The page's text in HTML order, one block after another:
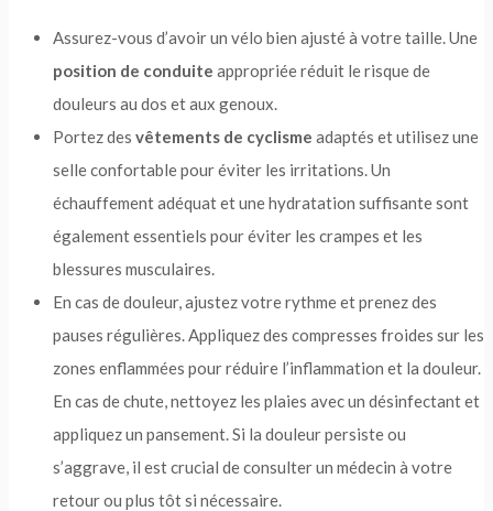
Assurez-vous d’avoir un vélo bien ajusté à votre taille. Une
position de conduite appropriée réduit le risque de
douleurs au dos et aux genoux.
Portez des vêtements de cyclisme adaptés et utilisez une
selle confortable pour éviter les irritations. Un
échauffement adéquat et une hydratation suffisante sont
également essentiels pour éviter les crampes et les
blessures musculaires.
En cas de douleur, ajustez votre rythme et prenez des
pauses régulières. Appliquez des compresses froides sur les
zones enflammées pour réduire l’inflammation et la douleur.
En cas de chute, nettoyez les plaies avec un désinfectant et
appliquez un pansement. Si la douleur persiste ou
s’aggrave, il est crucial de consulter un médecin à votre
retour ou plus tôt si nécessaire.